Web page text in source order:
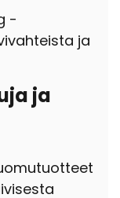
-
ja
ja